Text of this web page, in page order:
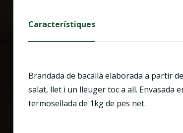
Característiques
Brandada de bacallà elaborada a partir
salat, llet i un lleuger toc a all. Envasada
termosellada de 1kg de pes net.